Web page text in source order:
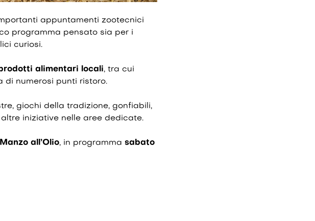
appuntamenti zootecnici
programma pensato sia per i
curiosi.
alimentari locali, tra cui
di numerosi punti ristoro.
giochi della tradizione, gonfiabili,
iniziative nelle aree dedicate.
all’Olio, in programma sabato